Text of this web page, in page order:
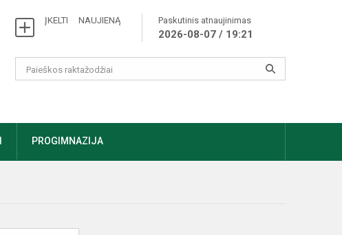
ĮKELTI NAUJIENĄ Paskutinis atnaujinimas
2026-08-07 / 19:21
PROGIMNAZIJA